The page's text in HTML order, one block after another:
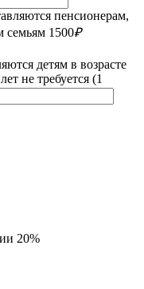
пенсионерам,
семьям 1500₽
детям в возрасте
не требуется (1
20%